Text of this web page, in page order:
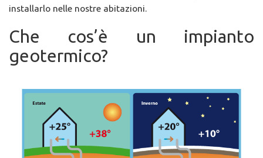
installarlo nelle nostre abitazioni.
Che cos’è un impianto
geotermico?